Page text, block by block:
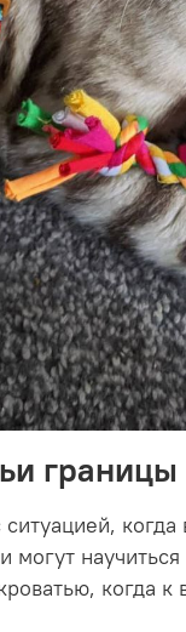
границы
могут
когда